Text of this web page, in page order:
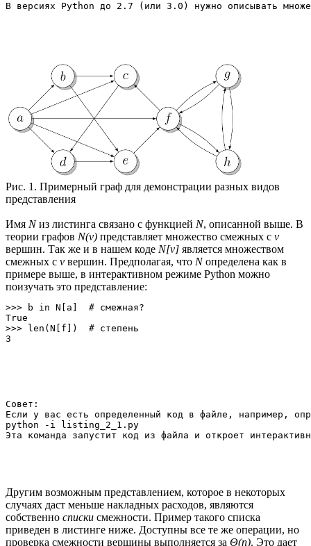
Рис. 1. Примерный граф для демонстрации разных видов
представления
Имя Nиз листинга связано с функцией N, описанной выше. В
теории графов N(v) представляет множество смежных с v
вершин. Так же и в нашем коде N[v] является множеством
смежных с v вершин. Предполагая, что Nопределена как в
примере выше, в интерактивном режиме Python можно
поизучать это представление:
>>> b in N[a]  # смежная?
True
>>> len(N[f])  # степень
Совет:
Если у вас есть определенный код в файле, например,
python -i listing_2_1.py
Другим возможным представлением, которое в некоторых
случаях даст меньше накладных расходов, являются
собственно списки смежности. Пример такого списка
приведен в листинге ниже. Доступны все те же операции, но
проверка смежности вершины выполняется за Θ(n). Это дает